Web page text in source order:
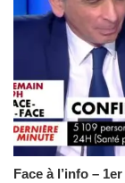
Face à l’info –